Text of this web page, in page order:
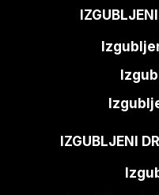
IZGUBLJENI